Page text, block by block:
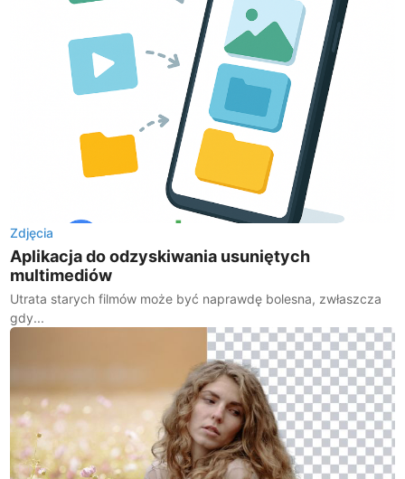
Zdjęcia
Aplikacja do odzyskiwania usuniętych
multimediów
Utrata starych filmów może być naprawdę bolesna, zwłaszcza
gdy...